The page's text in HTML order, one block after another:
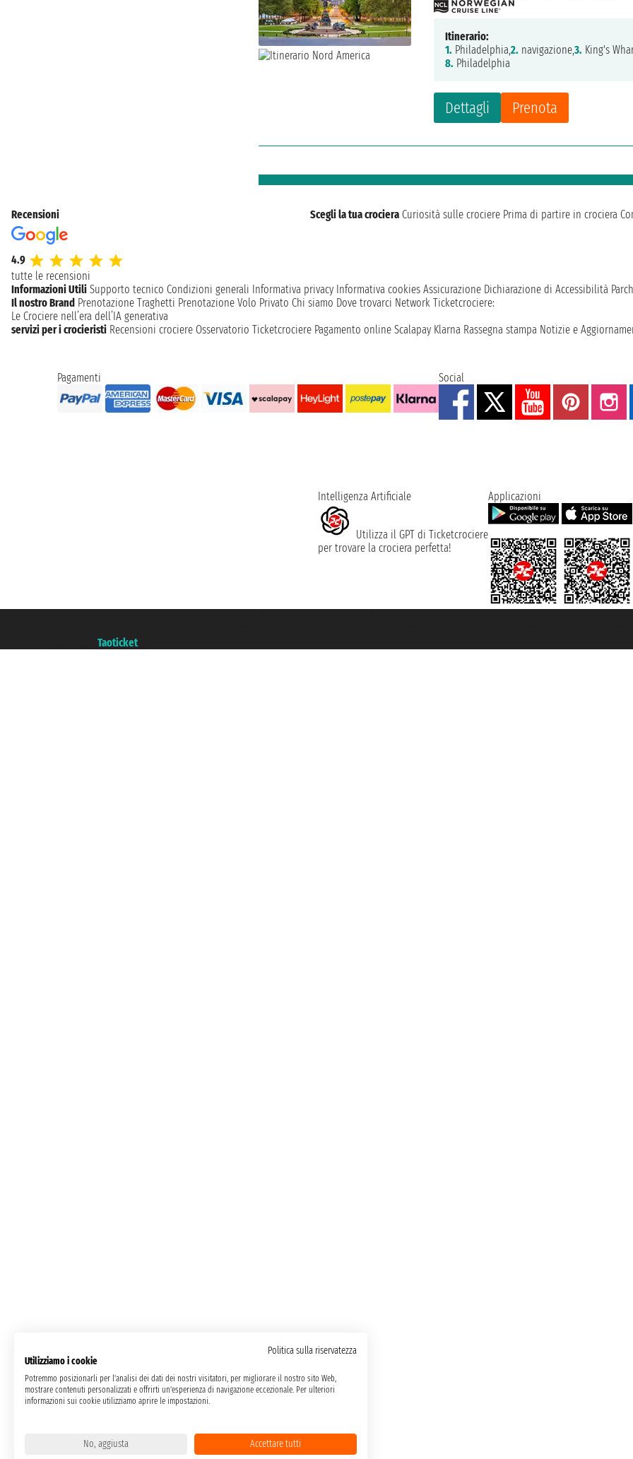
Dettagli Prenota
Itinerario:
1. Philadelphia,2. navigazione,3. King's
8. Philadelphia
Recensioni
4.9
tutte le recensioni
Scegli la tua crociera Curiosità sulle crociere Prima di partire in crociera
Informazioni Utili Supporto tecnico Condizioni generali Informativa privacy Informativa cookies Assicurazione Dichiarazione di Accessibilità
Il nostro Brand Prenotazione Traghetti Prenotazione Volo Privato Chi siamo Dove trovarci Network Ticketcrociere:
Le Crociere nell’era dell’IA generativa
servizi per i crocieristi Recensioni crociere Osservatorio Ticketcrociere Pagamento online Scalapay Klarna Rassegna stampa Notizie e
Pagamenti Social
Intelligenza Artificiale
Utilizza il GPT di Ticketcrociere
per trovare la crociera perfetta!
Applicazioni
Taoticket
Politica sulla riservatezza
Utilizziamo i cookie
Potremmo posizionarli per l'analisi dei dati dei nostri visitatori, per migliorare il nostro sito Web,
mostrare contenuti personalizzati e offrirti un'esperienza di navigazione eccezionale. Per ulteriori
informazioni sui cookie utilizziamo aprire le impostazioni.
No, aggiusta Accettare tutti